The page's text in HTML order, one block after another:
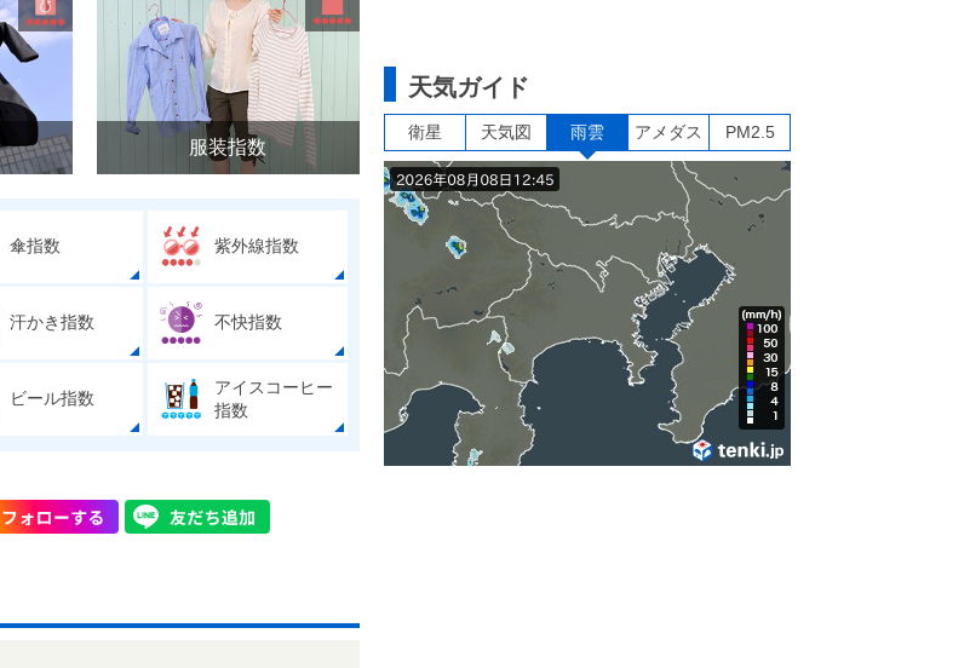
服装指数
傘指数 紫外線指数
汗かき指数 不快指数
ビール指数
アイスコーヒー
指数
天気ガイド
衛星 天気図 雨雲 アメダス PM2.5